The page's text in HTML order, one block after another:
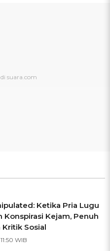
Ketika Pria Lugu
Konspirasi Kejam, Penuh
Kritik Sosial
WIB